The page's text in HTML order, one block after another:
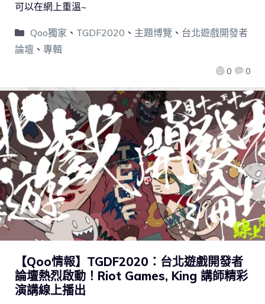
0 0
可以在網上重溫~
Qoo獨家 、 TGDF2020 、 主題博覽 、 台北遊戲開發者
論壇 、 專輯
【Qoo情報】TGDF2020：台北遊戲開發者
論壇熱烈啟動！Riot Games, King 講師精彩
演講線上播出